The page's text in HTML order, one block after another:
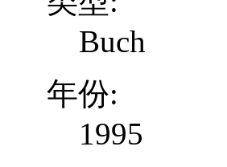
Buch
年份:
1995